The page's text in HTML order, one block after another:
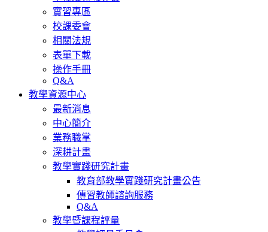
實習專區
校課委會
相關法規
表單下載
操作手冊
Q&A
教學資源中心
最新消息
中心簡介
業務職掌
深耕計畫
教學實踐研究計畫
教育部教學實踐研究計畫公告
傳習教師諮詢服務
Q&A
教學暨課程評量